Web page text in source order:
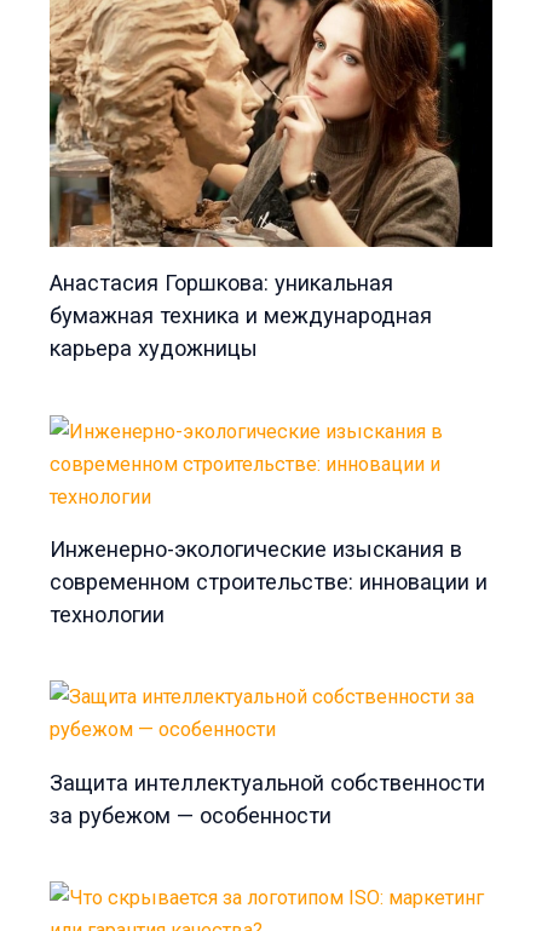
Анастасия Горшкова: уникальная
бумажная техника и международная
карьера художницы
Инженерно-экологические изыскания в
современном строительстве: инновации и
технологии
Защита интеллектуальной собственности
за рубежом — особенности